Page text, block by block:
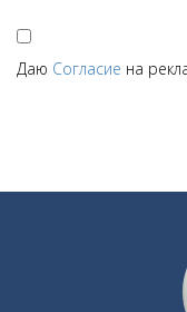
Даю Согласие на